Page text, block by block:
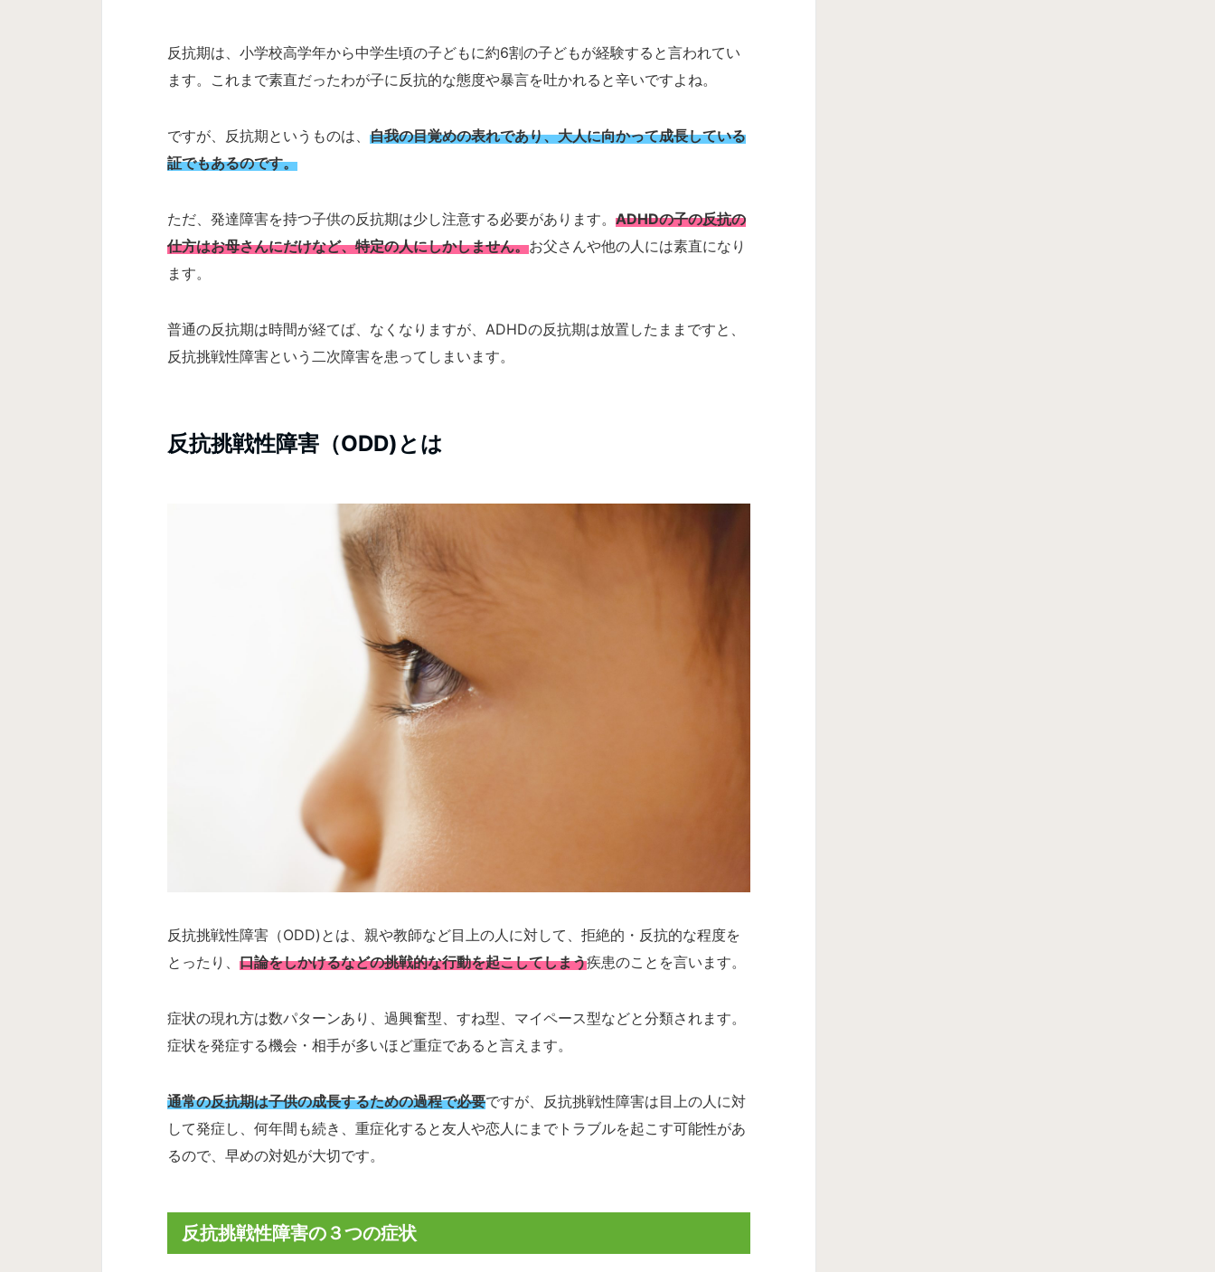
反抗期は、小学校高学年から中学生頃の子どもに約6割の子どもが経験すると言われてい
ます。これまで素直だったわが子に反抗的な態度や暴言を吐かれると辛いですよね。
ですが、反抗期というものは、 自我の目覚めの表れであり、大人に向かって成長している
証でもあるのです。
ただ、発達障害を持つ子供の反抗期は少し注意する必要があります。 ADHDの子の反抗の
仕方はお母さんにだけなど、特定の人にしかしません。お父さんや他の人には素直になり
ます。
普通の反抗期は時間が経てば、なくなりますが、ADHDの反抗期は放置したままですと、
反抗挑戦性障害という二次障害を患ってしまいます。
反抗挑戦性障害（ODD)とは
反抗挑戦性障害（ODD)とは、親や教師など目上の人に対して、拒絶的・反抗的な程度を
とったり、 口論をしかけるなどの挑戦的な行動を起こしてしまう疾患のことを言います。
症状の現れ方は数パターンあり、過興奮型、すね型、マイペース型などと分類されます。
症状を発症する機会・相手が多いほど重症であると言えます。
通常の反抗期は子供の成長するための過程で必要ですが、反抗挑戦性障害は目上の人に対
して発症し、何年間も続き、重症化すると友人や恋人にまでトラブルを起こす可能性があ
るので、早めの対処が大切です。
反抗挑戦性障害の３つの症状